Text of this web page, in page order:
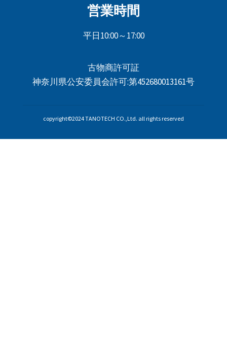
営業時間
平日10:00～17:00
古物商許可証
神奈川県公安委員会許可:第452680013161号
copyright©2024 TANOTECH CO.,Ltd. all rights reserved